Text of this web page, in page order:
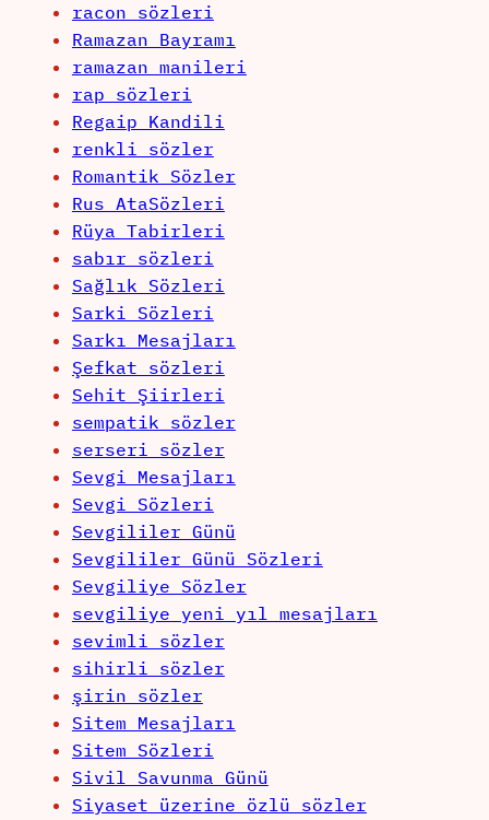
racon sözleri
Ramazan Bayramı
ramazan manileri
rap sözleri
Regaip Kandili
renkli sözler
Romantik Sözler
Rus AtaSözleri
Rüya Tabirleri
sabır sözleri
Sağlık Sözleri
Sarki Sözleri
Sarkı Mesajları
Şefkat sözleri
Sehit Şiirleri
sempatik sözler
serseri sözler
Sevgi Mesajları
Sevgi Sözleri
Sevgililer Günü
Sevgililer Günü Sözleri
Sevgiliye Sözler
sevgiliye yeni yıl mesajları
sevimli sözler
sihirli sözler
şirin sözler
Sitem Mesajları
Sitem Sözleri
Sivil Savunma Günü
Siyaset üzerine özlü sözler